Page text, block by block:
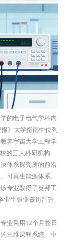
的电子电气学科内
》大学指南中位列
养宇宙大学工程学
的三大科研机构
体系探究所的前沿
可再生能源体系、
专业取得了英邦工
业生职业资历晋升
业采用12个月整日
三维课程系统。中